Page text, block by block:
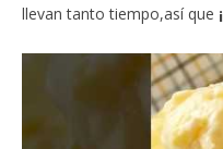
llevan tanto tiempo,así que